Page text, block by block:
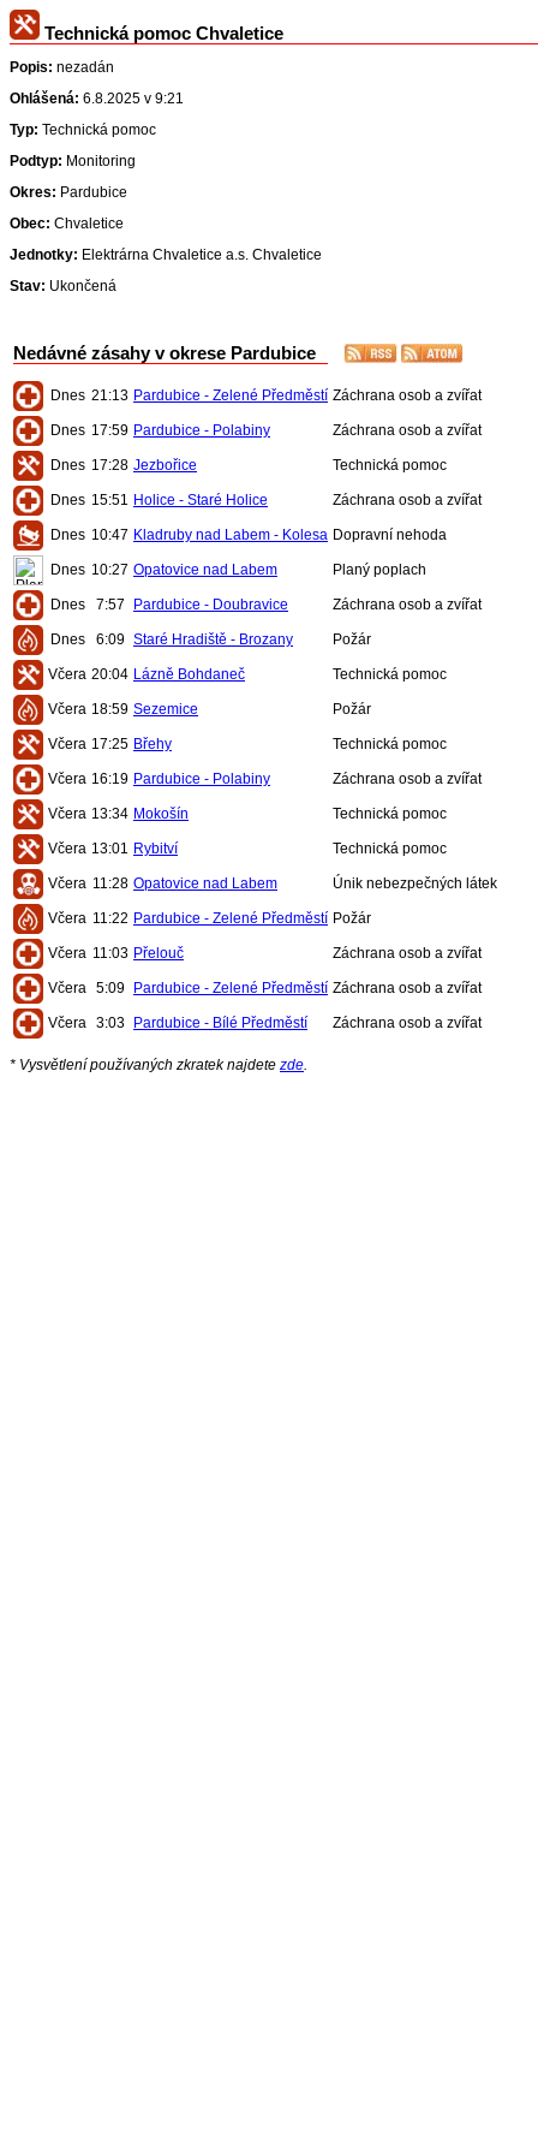
Technická pomoc Chvaletice
Popis: nezadán
Ohlášená: 6.8.2025 v 9:21
Typ: Technická pomoc
Podtyp: Monitoring
Okres: Pardubice
Obec: Chvaletice
Jednotky: Elektrárna Chvaletice a.s. Chvaletice
Stav: Ukončená
Nedávné zásahy v okrese Pardubice
Dnes 21:13 Pardubice - Zelené Předměstí Záchrana osob a zvířat
Dnes 17:59 Pardubice - Polabiny Záchrana osob a zvířat
Dnes 17:28 Jezbořice Technická pomoc
Dnes 15:51 Holice - Staré Holice Záchrana osob a zvířat
Dnes 10:47 Kladruby nad Labem - Kolesa Dopravní nehoda
Dnes 10:27 Opatovice nad Labem Planý poplach
Dnes 7:57 Pardubice - Doubravice Záchrana osob a zvířat
Dnes 6:09 Staré Hradiště - Brozany Požár
Včera 20:04 Lázně Bohdaneč Technická pomoc
Včera 18:59 Sezemice Požár
Včera 17:25 Břehy Technická pomoc
Včera 16:19 Pardubice - Polabiny Záchrana osob a zvířat
Včera 13:34 Mokošín Technická pomoc
Včera 13:01 Rybitví Technická pomoc
Včera 11:28 Opatovice nad Labem Únik nebezpečných látek
Včera 11:22 Pardubice - Zelené Předměstí Požár
Včera 11:03 Přelouč Záchrana osob a zvířat
Včera 5:09 Pardubice - Zelené Předměstí Záchrana osob a zvířat
Včera 3:03 Pardubice - Bílé Předměstí Záchrana osob a zvířat
* Vysvětlení používaných zkratek najdete zde.